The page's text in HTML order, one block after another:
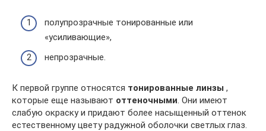
полупрозрачные тонированные или
«усиливающие»,
непрозрачные.
К первой группе относятся тонированные линзы ,
которые еще называют оттеночными . Они имеют
слабую окраску и придают более насыщенный оттенок
естественному цвету радужной оболочки светлых глаз.